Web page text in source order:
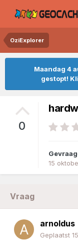
OziExplorer
Maandag 4
gestopt!
0
15
Vraag
arnoldus
Geplaatst